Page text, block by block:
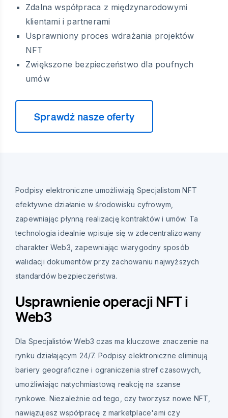
Zdalna współpraca z międzynarodowymi
klientami i partnerami
Usprawniony proces wdrażania projektów
NFT
Zwiększone bezpieczeństwo dla poufnych
umów
Sprawdź nasze oferty
Podpisy elektroniczne umożliwiają Specjalistom NFT
efektywne działanie w środowisku cyfrowym,
zapewniając płynną realizację kontraktów i umów. Ta
technologia idealnie wpisuje się w zdecentralizowany
charakter Web3, zapewniając wiarygodny sposób
walidacji dokumentów przy zachowaniu najwyższych
standardów bezpieczeństwa.
Usprawnienie operacji NFT i
Web3
Dla Specjalistów Web3 czas ma kluczowe znaczenie na
rynku działającym 24/7. Podpisy elektroniczne eliminują
bariery geograficzne i ograniczenia stref czasowych,
umożliwiając natychmiastową reakcję na szanse
rynkowe. Niezależnie od tego, czy tworzysz nowe NFT,
nawiązujesz współpracę z marketplace'ami czy